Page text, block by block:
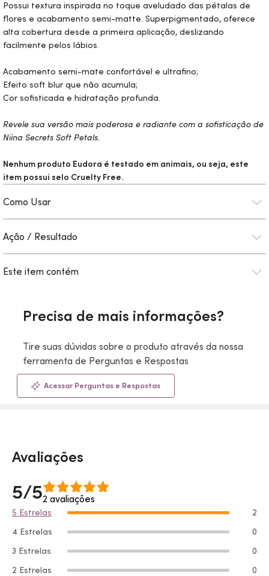
Possui textura inspirada no toque aveludado das pétalas de
flores e acabamento semi-matte. Superpigmentado, oferece
alta cobertura desde a primeira aplicação, deslizando
facilmente pelos lábios.
Acabamento semi-mate confortável e ultrafino;
Efeito soft blur que não acumula;
Cor sofisticada e hidratação profunda.
Revele sua versão mais poderosa e radiante com a sofisticação de
Niina Secrets Soft Petals.
Nenhum produto Eudora é testado em animais, ou seja, este
item possui selo Cruelty Free.
Como Usar
Ação / Resultado
Este item contém
Precisa de mais informações?
Tire suas dúvidas sobre o produto através da nossa
ferramenta de Perguntas e Respostas
Acessar Perguntas e Respostas
Avaliações
5/52 avaliações
5 Estrelas
2
4 Estrelas
0
3 Estrelas
0
2 Estrelas
0